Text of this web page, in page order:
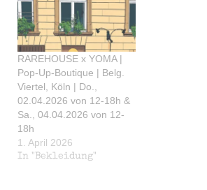
RAREHOUSE x YOMA |
Pop-Up-Boutique | Belg.
Viertel, Köln | Do.,
02.04.2026 von 12-18h &
Sa., 04.04.2026 von 12-
18h
1. April 2026
In "Bekleidung"